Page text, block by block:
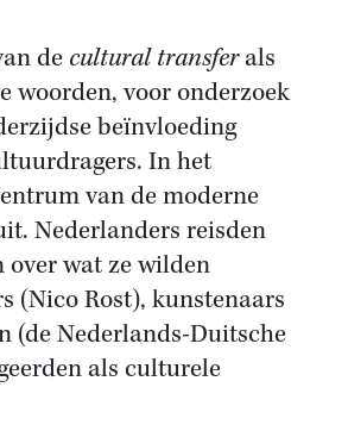
de cultural transferals
woorden, voor onderzoek
beïnvloeding
In het
van de moderne
Nederlanders reisden
over wat ze wilden
(Nico Rost), kunstenaars
(de Nederlands-Duitsche
als culturele